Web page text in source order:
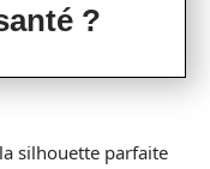
?
silhouette parfaite